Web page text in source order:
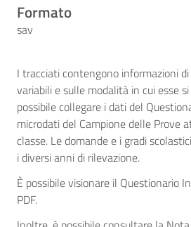
Formato
sav
I tracciati contengono informazioni
variabili e sulle modalità in cui esse
possibile collegare i dati del
microdati del Campione delle Prove
classe. Le domande e i gradi
i diversi anni di rilevazione.
È possibile visionare il Questionario
PDF.